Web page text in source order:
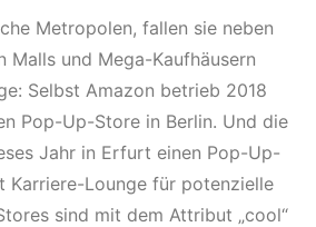
Metropolen, fallen sie neben
Malls und Mega-Kaufhäusern
Selbst Amazon betrieb 2018
Pop-Up-Store in Berlin. Und die
Jahr in Erfurt einen Pop-Up-
Karriere-Lounge für potenzielle
sind mit dem Attribut „cool“